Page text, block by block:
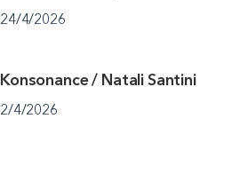
24/4/2026
Konsonance / Natali Santini
2/4/2026